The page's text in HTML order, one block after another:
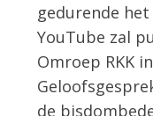
gedurende het
YouTube zal
Omroep RKK
de